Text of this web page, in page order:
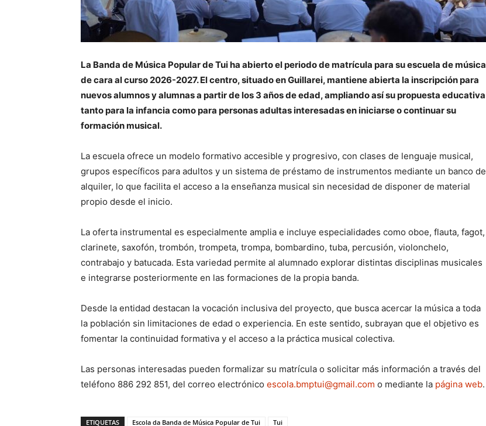
La Banda de Música Popular de Tuiha abierto el periodo de matrícula para su escuela de música
de cara al curso 2026-2027. El centro, situado en Guillarei, mantiene abierta la inscripción para
nuevos alumnos y alumnas a partir de los 3 años de edad, ampliando así su propuesta educativa
tanto para la infancia como para personas adultas interesadas en iniciarse o continuar su
formación musical.
La escuela ofrece un modelo formativo accesible y progresivo, con clases de lenguaje musical,
grupos específicos para adultos y un sistema de préstamo de instrumentos mediante un banco de
alquiler, lo que facilita el acceso a la enseñanza musical sin necesidad de disponer de material
propio desde el inicio.
La oferta instrumental es especialmente amplia e incluye especialidades como oboe, flauta, fagot,
clarinete, saxofón, trombón, trompeta, trompa, bombardino, tuba, percusión, violonchelo,
contrabajo y batucada. Esta variedad permite al alumnado explorar distintas disciplinas musicales
e integrarse posteriormente en las formaciones de la propia banda.
Desde la entidad destacan la vocación inclusiva del proyecto, que busca acercar la música a toda
la población sin limitaciones de edad o experiencia. En este sentido, subrayan que el objetivo es
fomentar la continuidad formativa y el acceso a la práctica musical colectiva.
Las personas interesadas pueden formalizar su matrícula o solicitar más información a través del
teléfono 886 292 851, del correo electrónico escola.bmptui@gmail.com o mediante la página web.
ETIQUETAS Escola da Banda de Música Popular de Tui Tui